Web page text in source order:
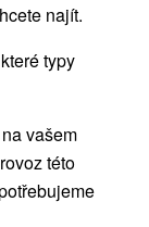
najít.
typy
vašem
této